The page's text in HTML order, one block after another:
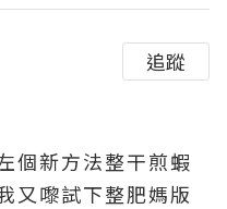
追蹤
個新方法整干煎蝦
又嚟試下整肥媽版